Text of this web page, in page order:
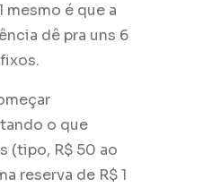
mesmo é que a
dê pra uns 6
o que
(tipo, R$ 50 ao
reserva de R$ 1